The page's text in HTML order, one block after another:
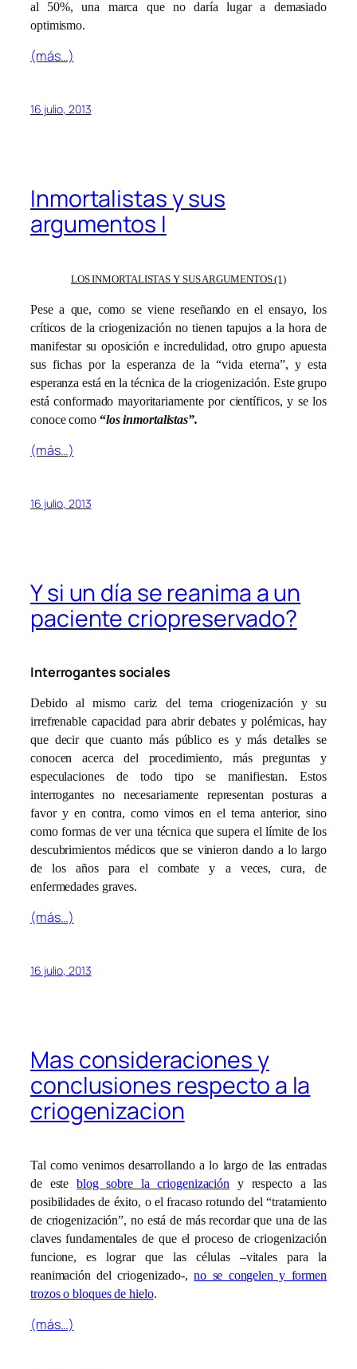
al 50%, una marca que no daría lugar a demasiado
optimismo.
(más…)
16 julio, 2013
Inmortalistas y sus
argumentos I
LOS INMORTALISTAS Y SUS ARGUMENTOS (1)
Pese a que, como se viene reseñando en el ensayo, los
críticos de la criogenización no tienen tapujos a la hora de
manifestar su oposición e incredulidad, otro grupo apuesta
sus fichas por la esperanza de la “vida eterna”, y esta
esperanza está en la técnica de la criogenización. Este grupo
está conformado mayoritariamente por científicos, y se los
conoce como “los inmortalistas”.
(más…)
16 julio, 2013
Y si un día se reanima a un
paciente criopreservado?
Interrogantes sociales
Debido al mismo cariz del tema criogenización y su
irrefrenable capacidad para abrir debates y polémicas, hay
que decir que cuanto más público es y más detalles se
conocen acerca del procedimiento, más preguntas y
especulaciones de todo tipo se manifiestan. Estos
interrogantes no necesariamente representan posturas a
favor y en contra, como vimos en el tema anterior, sino
como formas de ver una técnica que supera el límite de los
descubrimientos médicos que se vinieron dando a lo largo
de los años para el combate y a veces, cura, de
enfermedades graves.
(más…)
16 julio, 2013
Mas consideraciones y
conclusiones respecto a la
criogenizacion
Tal como venimos desarrollando a lo largo de las entradas
de esteblog sobre la criogenización y respecto a las
posibilidades de éxito, o el fracaso rotundo del “tratamiento
de criogenización”, no está de más recordar que una de las
claves fundamentales de que el proceso de criogenización
funcione, es lograr que las células –vitales para la
reanimación del criogenizado-,no se congelen y formen
trozos o bloques de hielo.
(más…)